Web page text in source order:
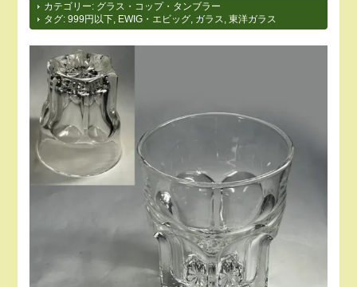
カテゴリー: グラス・コップ・タンブラー
タグ:999円以下 EWIG・エビッグ ガラス ,東洋ガラス